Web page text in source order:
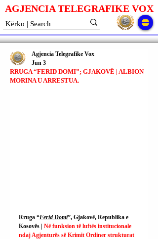
AGJENCIA TELEGRAFIKE VOX
RRUGA “FERID DOMI”; GJAKOVË | ALBION
MORINA U ARRESTUA.
Agjencia Telegrafike Vox
Jun 3
Rruga “Ferid Domi”, Gjakovë, Republika e
Kosovës | Në funksion të luftës institucionale
ndaj Agjenturës së Krimit Ordiner strukturat